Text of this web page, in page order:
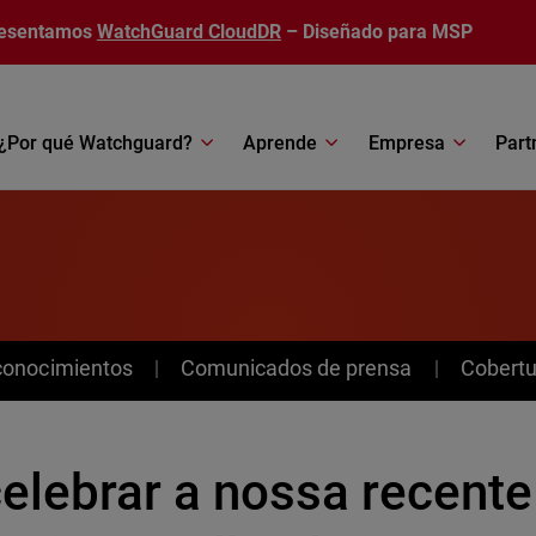
WatchGuard CloudDR – Diseñado para MSP
qué Watchguard? Aprende Empresa
Comunicados de prensa
a nossa